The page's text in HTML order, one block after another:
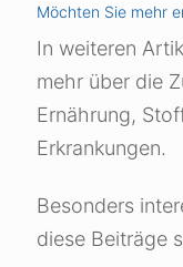
Möchten Sie mehr
In weiteren
mehr über die
Ernährung,
Erkrankungen.
Besonders
diese Beiträge